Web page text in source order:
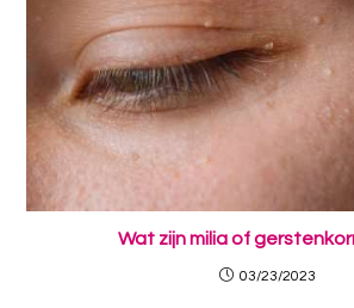
Wat zijn milia of
03/23/2023